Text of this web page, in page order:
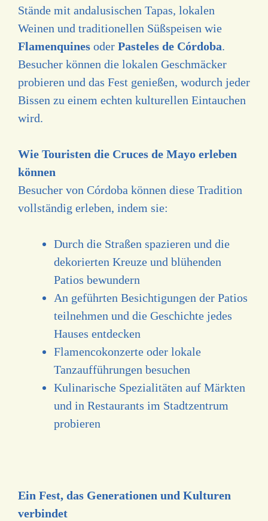
Stände mit andalusischen Tapas, lokalen
Weinen und traditionellen Süßspeisen wie
Flamenquines oder Pasteles de Córdoba.
Besucher können die lokalen Geschmäcker
probieren und das Fest genießen, wodurch jeder
Bissen zu einem echten kulturellen Eintauchen
wird.
Wie Touristen die Cruces de Mayo erleben
können
Besucher von Córdoba können diese Tradition
vollständig erleben, indem sie:
Durch die Straßen spazieren und die
dekorierten Kreuze und blühenden
Patios bewundern
An geführten Besichtigungen der Patios
teilnehmen und die Geschichte jedes
Hauses entdecken
Flamencokonzerte oder lokale
Tanzaufführungen besuchen
Kulinarische Spezialitäten auf Märkten
und in Restaurants im Stadtzentrum
probieren
Ein Fest, das Generationen und Kulturen
verbindet